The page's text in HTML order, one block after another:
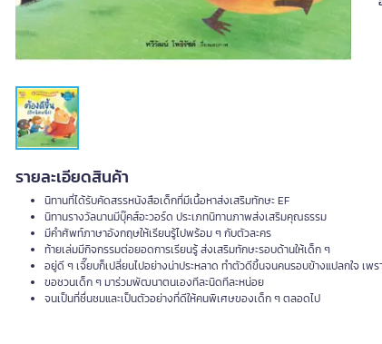
รายละเอียดสินค้า
นิทานที่ได้รับคัดสรรหนังสือเด็กที่มีเนื้อหาส่งเสริมทักษะ EF
นิทานรางวัลนานมีบุ๊คส์อะวอร์ด ประเภทนิทานภาพส่งเสริมคุณธรรม
มีคำศัพท์ภาษาอังกฤษให้เรียนรู้ไปพร้อม ๆ กับตัวละคร
ท้ายเล่มมีกิจกรรมต่อยอดการเรียนรู้ ส่งเสริมทักษะรอบด้านให้เด็ก ๆ
อยู่ดี ๆ เจี๊ยบก็เปลี่ยนไปอย่างน่าประหลาด ทำตัวดีขึ้นจนคนรอบข้างแปลกใจ เพรา
ขอชวนเด็ก ๆ มาร่วมพัฒนาตนเองทีละนิดทีละหน่อย
จนเป็นที่ชื่นชมและเป็นตัวอย่างที่ดีให้คนพิเศษของเด็ก ๆ ตลอดไป